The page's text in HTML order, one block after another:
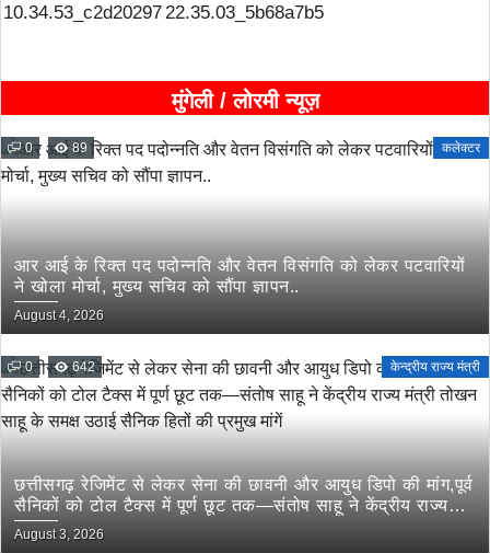
मुंगेली / लोरमी न्यूज़
0 89 कलेक्टर
आर आई के रिक्त पद पदोन्नति और वेतन विसंगति को लेकर पटवारियों
ने खोला मोर्चा, मुख्य सचिव को सौंपा ज्ञापन..
August 4, 2026
0 642 केन्द्रीय राज्य मंत्री
छत्तीसगढ़ रेजिमेंट से लेकर सेना की छावनी और आयुध डिपो की मांग,पूर्व
सैनिकों को टोल टैक्स में पूर्ण छूट तक—संतोष साहू ने केंद्रीय राज्य
मंत्री तोखन साहू के समक्ष उठाई सैनिक हितों की प्रमुख मांगें
August 3, 2026